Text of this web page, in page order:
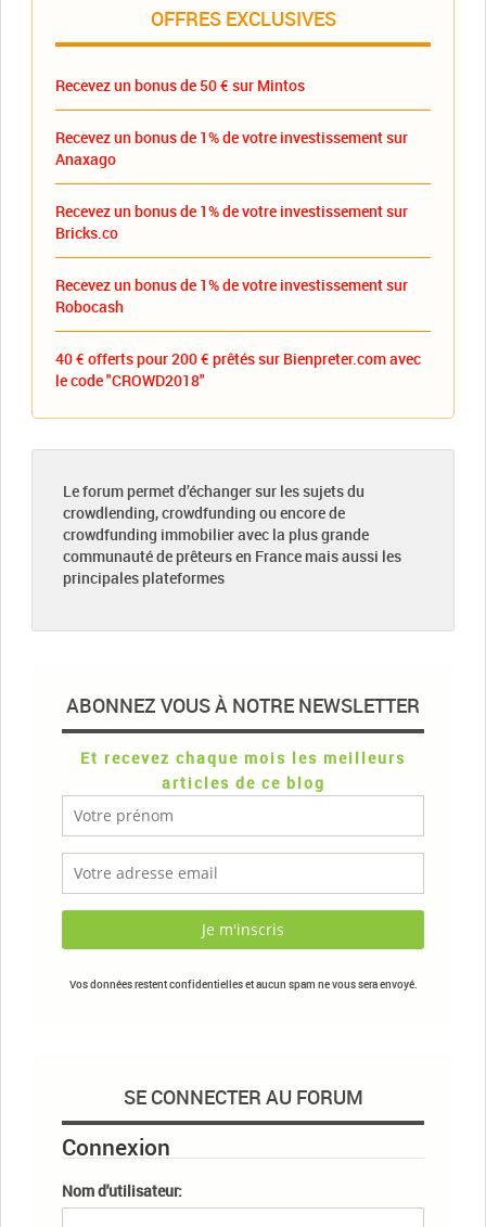
OFFRES EXCLUSIVES
Recevez un bonus de 50 € sur Mintos
Recevez un bonus de 1% de votre investissement sur
Anaxago
Recevez un bonus de 1% de votre investissement sur
Bricks.co
Recevez un bonus de 1% de votre investissement sur
Robocash
40 € offerts pour 200 € prêtés sur Bienpreter.com avec
le code "CROWD2018"
Le forum permet d’échanger sur les sujets du
crowdlending, crowdfunding ou encore de
crowdfunding immobilier avec la plus grande
communauté de prêteurs en France mais aussi les
principales plateformes
ABONNEZ VOUS À NOTRE NEWSLETTER
Et recevez chaque mois les meilleurs
articles de ce blog
Vos données restent confidentielles et aucun spam ne vous sera envoyé.
SE CONNECTER AU FORUM
Connexion
Nom d'utilisateur: